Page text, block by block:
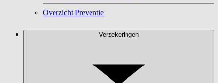
Overzicht Preventie
Verzekeringen